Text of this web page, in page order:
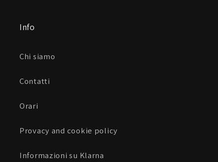
Info
Chi siamo
Contatti
Orari
Provacy and cookie policy
Informazioni su Klarna